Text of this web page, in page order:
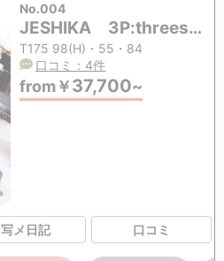
No.004
JESHIKA 3P:threesome(mff)OK (22歳)
T175 98(H)・55・84
口コミ：4件
from￥37,700~
写メ日記 口コミ